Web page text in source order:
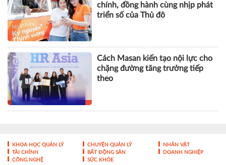
chính, đồng hành cùng nhịp phát
triển số của Thủ đô
Cách Masan kiến tạo nội lực cho
chặng đường tăng trưởng tiếp
theo
KHOA HỌC QUẢN LÝ CHUYỆN QUẢN LÝ
NHÂN VẬT
TÀI CHÍNH
BẤT ĐỘNG SẢN
DOANH NGHIỆP
CÔNG NGHỆ
SỨC KHỎE